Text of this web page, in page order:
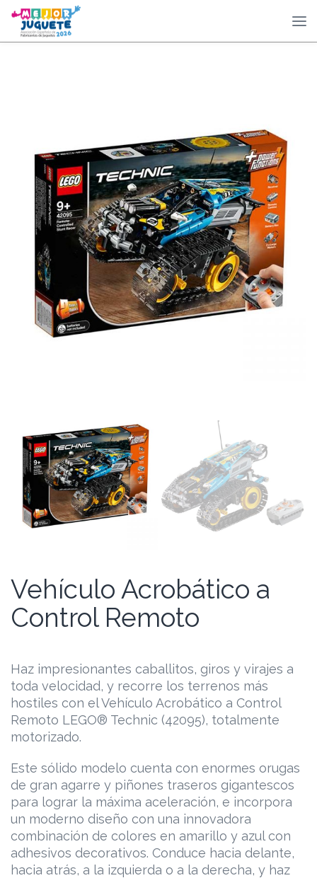
Vehículo Acrobático a
Control Remoto
Haz impresionantes caballitos, giros y virajes a
toda velocidad, y recorre los terrenos más
hostiles con el Vehículo Acrobático a Control
Remoto LEGO® Technic (42095), totalmente
motorizado.
Este sólido modelo cuenta con enormes orugas
de gran agarre y piñones traseros gigantescos
para lograr la máxima aceleración, e incorpora
un moderno diseño con una innovadora
combinación de colores en amarillo y azul con
adhesivos decorativos. Conduce hacia delante,
hacia atrás, a la izquierda o a la derecha, y haz